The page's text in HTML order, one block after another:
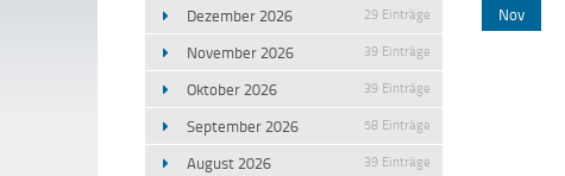
Dezember 2026 29 Einträge
November 2026 39 Einträge
Oktober 2026 39 Einträge
September 2026 58 Einträge
August 2026 39 Einträge
Nov